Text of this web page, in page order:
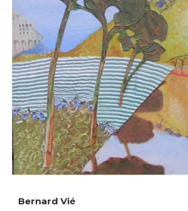
Bernard Vié